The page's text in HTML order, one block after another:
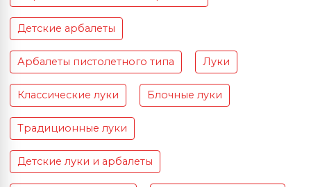
Детские арбалеты
Арбалеты пистолетного типа Луки
Классические луки Блочные луки
Традиционные луки
Детские луки и арбалеты